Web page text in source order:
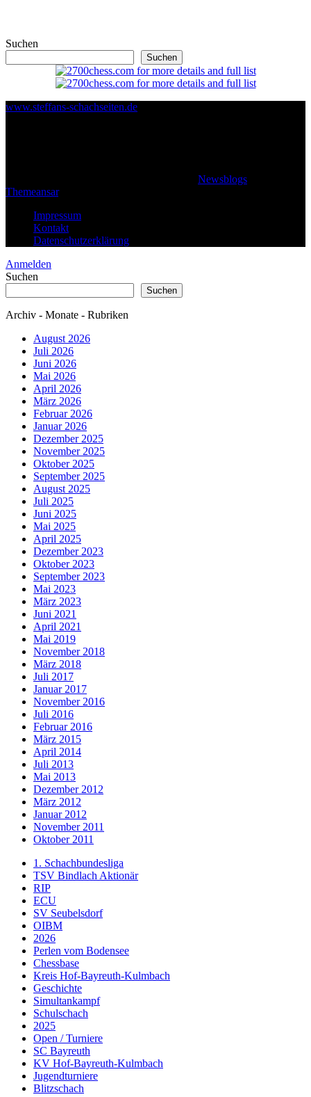
Suchen
Suchen
www.steffans-schachseiten.de
Newsblogs
Themeansar.
Impressum
Kontakt
Datenschutzerklärung
Anmelden
Suchen
Suchen
Archiv - Monate - Rubriken
August 2026
Juli 2026
Juni 2026
Mai 2026
April 2026
März 2026
Februar 2026
Januar 2026
Dezember 2025
November 2025
Oktober 2025
September 2025
August 2025
Juli 2025
Juni 2025
Mai 2025
April 2025
Dezember 2023
Oktober 2023
September 2023
Mai 2023
März 2023
Juni 2021
April 2021
Mai 2019
November 2018
März 2018
Juli 2017
Januar 2017
November 2016
Juli 2016
Februar 2016
März 2015
April 2014
Juli 2013
Mai 2013
Dezember 2012
März 2012
Januar 2012
November 2011
Oktober 2011
1. Schachbundesliga
TSV Bindlach Aktionär
RIP
ECU
SV Seubelsdorf
OIBM
2026
Perlen vom Bodensee
Chessbase
Kreis Hof-Bayreuth-Kulmbach
Geschichte
Simultankampf
Schulschach
2025
Open / Turniere
SC Bayreuth
KV Hof-Bayreuth-Kulmbach
Jugendturniere
Blitzschach